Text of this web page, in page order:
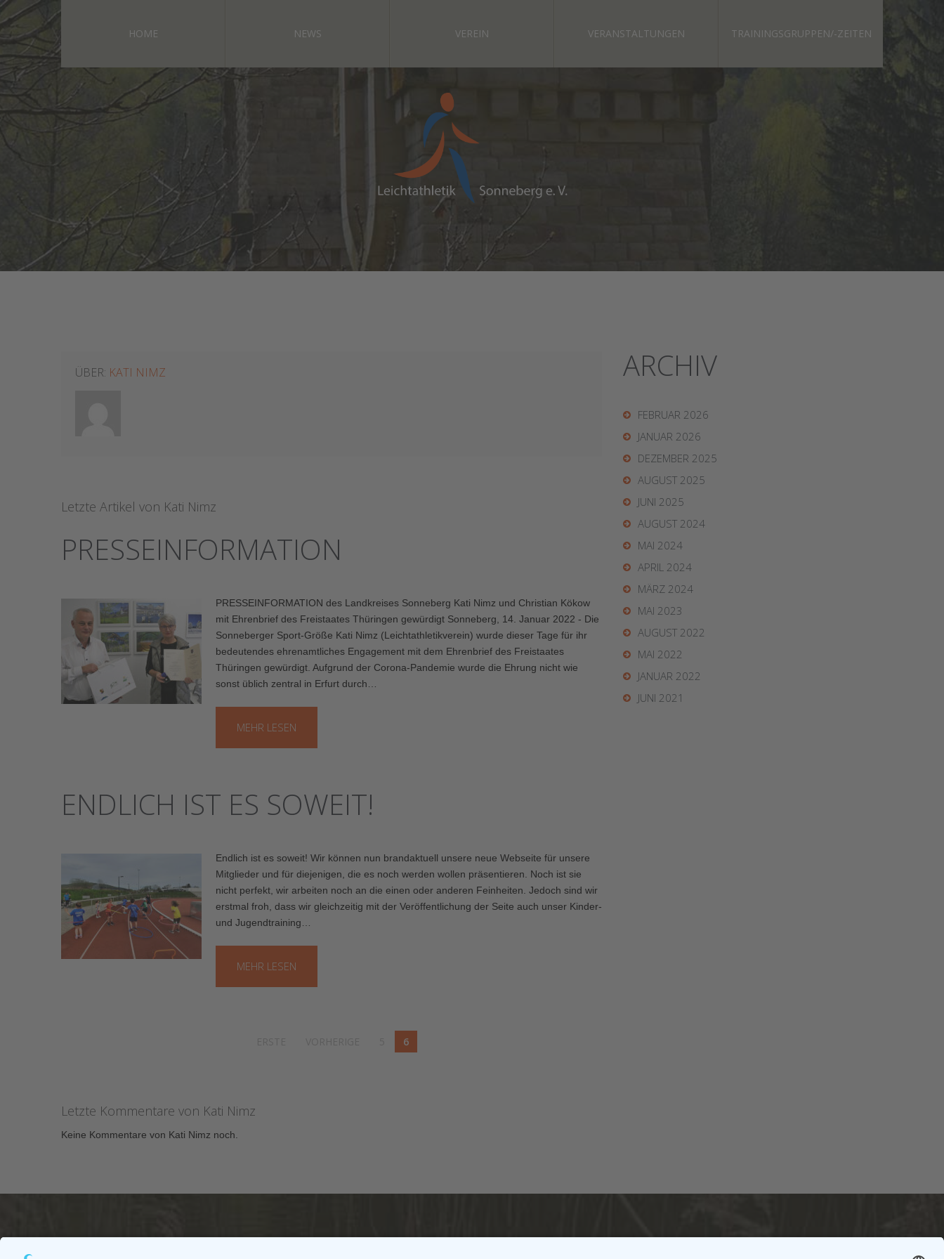
HOME NEWS VEREIN VERANSTALTUNGEN TRAININGSGRUPPEN/-ZEITEN
ÜBER: KATI NIMZ
Letzte Artikel von Kati Nimz
PRESSEINFORMATION
PRESSEINFORMATION des Landkreises Sonneberg Kati Nimz und Christian Kökow
mit Ehrenbrief des Freistaates Thüringen gewürdigt Sonneberg, 14. Januar 2022 - Die
Sonneberger Sport-Größe Kati Nimz (Leichtathletikverein) wurde dieser Tage für ihr
bedeutendes ehrenamtliches Engagement mit dem Ehrenbrief des Freistaates
Thüringen gewürdigt. Aufgrund der Corona-Pandemie wurde die Ehrung nicht wie
sonst üblich zentral in Erfurt durch…
MEHR LESEN
ENDLICH IST ES SOWEIT!
Endlich ist es soweit! Wir können nun brandaktuell unsere neue Webseite für unsere
Mitglieder und für diejenigen, die es noch werden wollen präsentieren. Noch ist sie
nicht perfekt, wir arbeiten noch an die einen oder anderen Feinheiten. Jedoch sind wir
erstmal froh, dass wir gleichzeitig mit der Veröffentlichung der Seite auch unser Kinder-
und Jugendtraining…
MEHR LESEN
6
Letzte Kommentare von Kati Nimz
Keine Kommentare von Kati Nimz noch.
ARCHIV
FEBRUAR 2026
JANUAR 2026
DEZEMBER 2025
AUGUST 2025
JUNI 2025
AUGUST 2024
MAI 2024
APRIL 2024
MÄRZ 2024
MAI 2023
AUGUST 2022
MAI 2022
JANUAR 2022
JUNI 2021